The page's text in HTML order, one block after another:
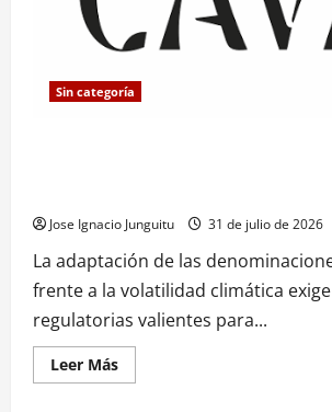
Sin categoría
Jose Ignacio Junguitu 31 de julio de 2026
La adaptación de las
frente a la volatilidad climática
regulatorias valientes para...
Leer MásLeer
más